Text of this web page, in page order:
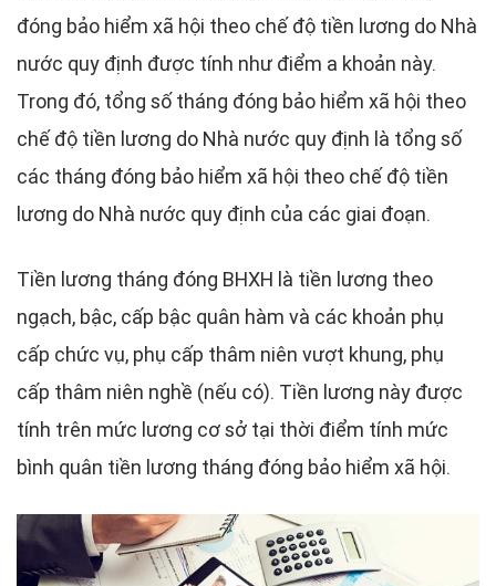
đóng bảo hiểm xã hội theo chế độ tiền lương do Nhà
nước quy định được tính như điểm a khoản này.
Trong đó, tổng số tháng đóng bảo hiểm xã hội theo
chế độ tiền lương do Nhà nước quy định là tổng số
các tháng đóng bảo hiểm xã hội theo chế độ tiền
lương do Nhà nước quy định của các giai đoạn.
Tiền lương tháng đóng BHXH là tiền lương theo
ngạch, bậc, cấp bậc quân hàm và các khoản phụ
cấp chức vụ, phụ cấp thâm niên vượt khung, phụ
cấp thâm niên nghề (nếu có). Tiền lương này được
tính trên mức lương cơ sở tại thời điểm tính mức
bình quân tiền lương tháng đóng bảo hiểm xã hội.